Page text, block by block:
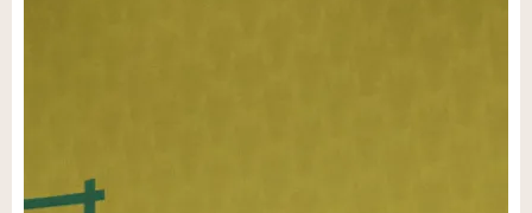
* Eingabe erforderlich